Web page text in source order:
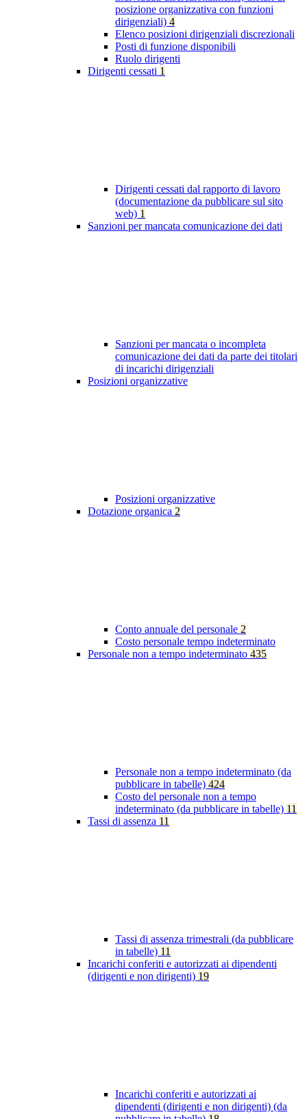
posizione organizzativa con funzioni
dirigenziali) 4
Elenco posizioni dirigenziali discrezionali
Posti di funzione disponibili
Ruolo dirigenti
Dirigenti cessati 1
Dirigenti cessati dal rapporto di lavoro
(documentazione da pubblicare sul sito
web) 1
Sanzioni per mancata comunicazione dei dati
Sanzioni per mancata o incompleta
comunicazione dei dati da parte dei titolari
di incarichi dirigenziali
Posizioni organizzative
Posizioni organizzative
Dotazione organica 2
Conto annuale del personale 2
Costo personale tempo indeterminato
Personale non a tempo indeterminato 435
Personale non a tempo indeterminato (da
pubblicare in tabelle) 424
Costo del personale non a tempo
indeterminato (da pubblicare in tabelle) 11
Tassi di assenza 11
Tassi di assenza trimestrali (da pubblicare
in tabelle) 11
Incarichi conferiti e autorizzati ai dipendenti
(dirigenti e non dirigenti) 19
Incarichi conferiti e autorizzati ai
dipendenti (dirigenti e non dirigenti) (da